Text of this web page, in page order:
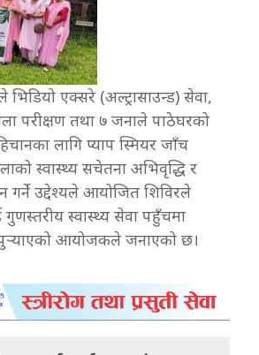
एक्सरे (अल्ट्रासाउन्ड) सेवा,
परीक्षण तथा ७ जनाले पाठेघरको
लागि प्याप स्मियर जाँच
स्वास्थ्य सचेतना अभिवृद्धि र
गर्ने उद्देश्यले आयोजित शिविरले
गुणस्तरीय स्वास्थ्य सेवा पहुँचमा
आयोजकले जनाएको छ।